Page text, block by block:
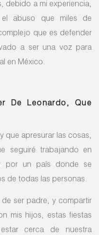
debido a mi experiencia,
el abuso que miles de
que es defender
a ser una voz para
en México.
De Leonardo, Que
que apresurar las cosas,
seguiré trabajando en
por un país donde se
de todas las personas.
ser padre, y compartir
mis hijos, estas fiestas
cerca de nuestra